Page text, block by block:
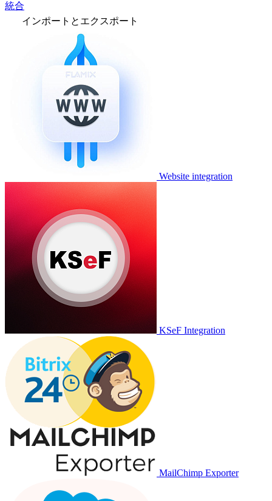
統合
インポートとエクスポート
Website integration
KSeF Integration
MailChimp Exporter